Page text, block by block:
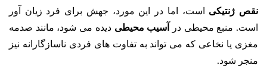
نقص ژنتیکی است، اما در این مورد، جهش برای فرد زیان آور
است. منبع محیطی در
آسیب محیطی دیده می شود، مانند صدمه
مغزی یا نخاعی که می تواند به تفاوت های فردی ناسازگارانه نیز
منجر شود.